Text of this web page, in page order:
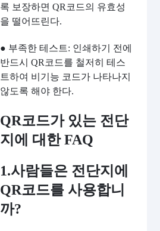
록 보장하면 QR코드의 유효성
을 떨어뜨린다.
● 부족한 테스트: 인쇄하기 전에
반드시 QR코드를 철저히 테스
트하여 비기능 코드가 나타나지
않도록 해야 한다.
QR코드가 있는 전단
지에 대한 FAQ
1.사람들은 전단지에
QR코드를 사용합니
까?